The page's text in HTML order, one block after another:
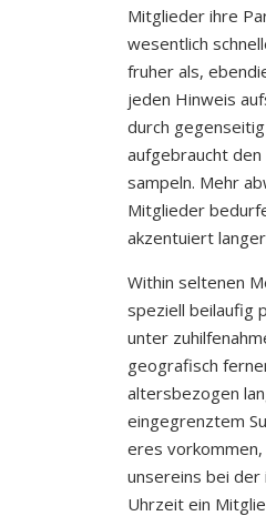
Mitglieder ihre
wesentlich
fruher als,
jeden Hinweis
durch gegenseitig
aufgebraucht
sampeln. Mehr
Mitglieder
akzentuiert
Within seltenen
speziell beilaufig
unter
geografisch
altersbezogen
eingegrenztem
eres vorkommen,
unsereins bei der
Uhrzeit ein